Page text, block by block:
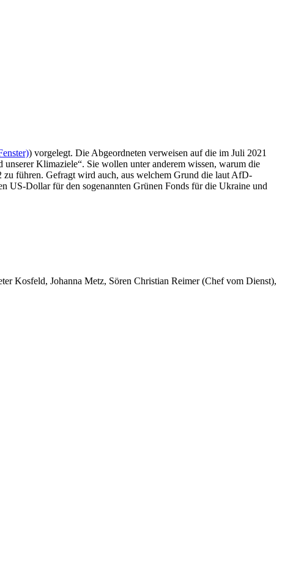
) vorgelegt. Die Abgeordneten verweisen auf die im Juli 2021
Klimaziele“. Sie wollen unter anderem wissen, warum die
führen. Gefragt wird auch, aus welchem Grund die laut AfD-
US-Dollar für den sogenannten Grünen Fonds für die Ukraine und
Kosfeld, Johanna Metz, Sören Christian Reimer (Chef vom Dienst),